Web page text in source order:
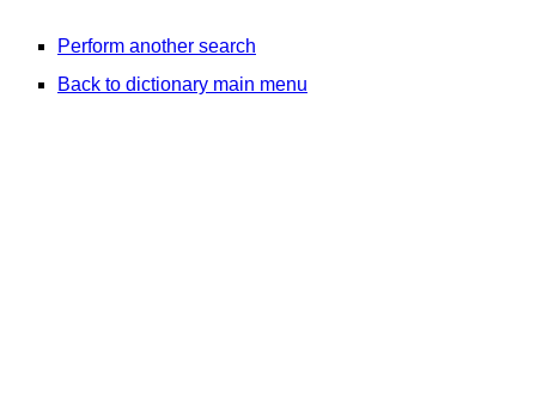
Perform another search
Back to dictionary main menu